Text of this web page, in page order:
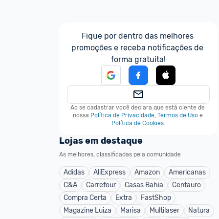
Fique por dentro das melhores
promoções e receba notificações de
forma gratuita!
Ao se cadastrar você declara que está ciente de
nossa Política de Privacidade, Termos de Uso e
Política de Cookies.
Lojas em destaque
As melhores, classificadas pela comunidade
Adidas AliExpress Amazon
Americanas
C&A
Carrefour Casas Bahia
Centauro
Compra Certa
Extra
FastShop
Magazine Luiza
Marisa Multilaser
Natura